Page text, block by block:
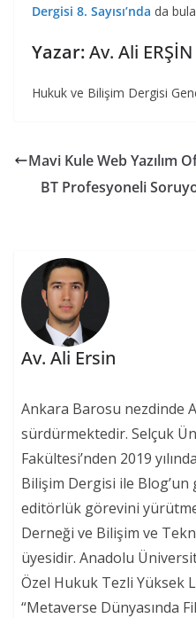
Dergisi 8. Sayısı’nda da
Yazar:Av. Ali ERŞİN
Hukuk ve Bilişim Dergisi
Mavi Kule Web Yazılım
BT Profesyoneli
Av. Ali Ersin
Ankara Barosu nezdinde
sürdürmektedir. Selçuk
Fakültesi’nden 2019
Bilişim Dergisi ile
editörlük görevini
Derneği ve Bilişim ve
üyesidir. Anadolu
Özel Hukuk Tezli Yüksek
“Metaverse Dünyasında